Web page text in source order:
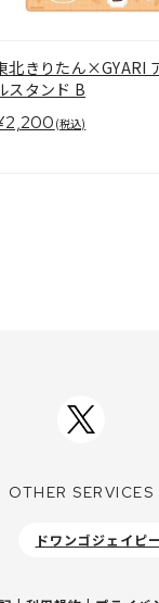
北きりたん×GYARI
スタンド B
(税込)
OTHER SERVICES
ドワンゴジェイピー